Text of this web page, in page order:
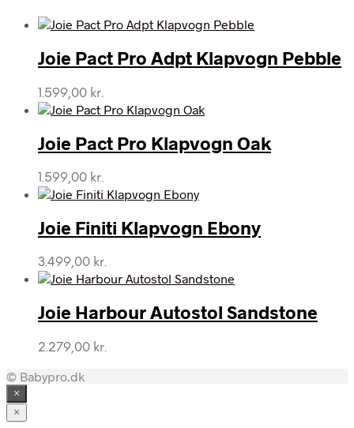
Joie Pact Pro Adpt Klapvogn Pebble
1.599,00 kr.
Joie Pact Pro Klapvogn Oak
1.599,00 kr.
Joie Finiti Klapvogn Ebony
3.499,00 kr.
Joie Harbour Autostol Sandstone
2.279,00 kr.
© Babypro.dk
×
×